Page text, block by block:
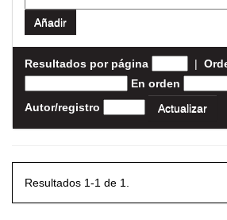
Resultados por página |
En orden
Autor/registro
Resultados 1-1 de 1.